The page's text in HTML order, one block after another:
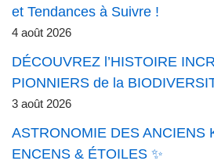
et Tendances à Suivre !
4 août 2026
DÉCOUVREZ l’HISTOIRE
PIONNIERS de la
3 août 2026
ASTRONOMIE DES ANCIENS
ENCENS & ÉTOILES ✨